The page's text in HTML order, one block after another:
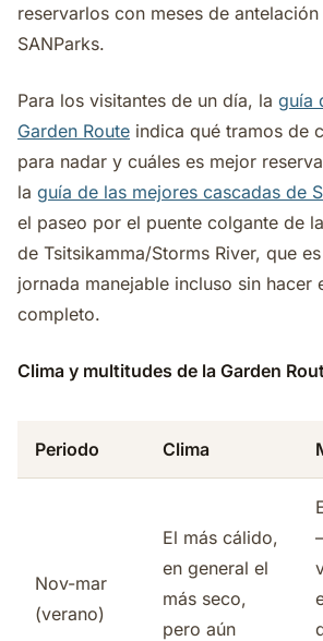
reservarlos con meses de
SANParks.
Para los visitantes de un día, la guía
Garden Route indica qué tramos de
para nadar y cuáles es mejor
la guía de las mejores cascadas de
el paseo por el puente colgante de
de Tsitsikamma/Storms River, que
jornada manejable incluso sin hacer
completo.
Clima y multitudes de la Garden
Periodo Clima
Nov-mar
(verano)
El más cálido,
en general el
más seco,
pero aún